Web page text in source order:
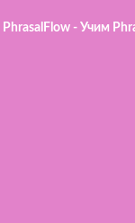
PhrasalFlow - Учим